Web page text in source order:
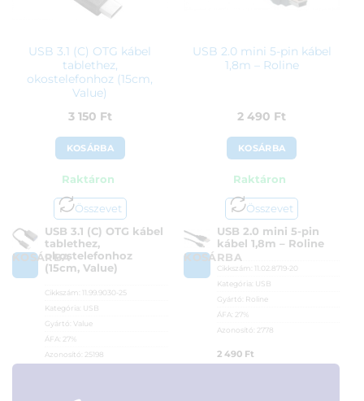
USB 3.1 (C) OTG kábel
tablethez,
okostelefonhoz (15cm,
Value)
3 150 Ft
KOSÁRBA
Raktáron
Összevet
KOSÁRBA
USB 3.1 (C) OTG kábel
tablethez,
okostelefonhoz
(15cm, Value)
Cikkszám: 11.99.9030-25
Kategória: USB
Gyártó:Value
ÁFA:
27%
Azonosító:
25198
USB 2.0 mini 5-pin kábel
1,8m – Roline
2 490 Ft
KOSÁRBA
Raktáron
Összevet
KOSÁRBA
USB 2.0 mini 5-pin
kábel 1,8m – Roline
Cikkszám: 11.02.8719-20
Kategória: USB
Gyártó: Roline
ÁFA:
27%
Azonosító:
2778
2 490 Ft